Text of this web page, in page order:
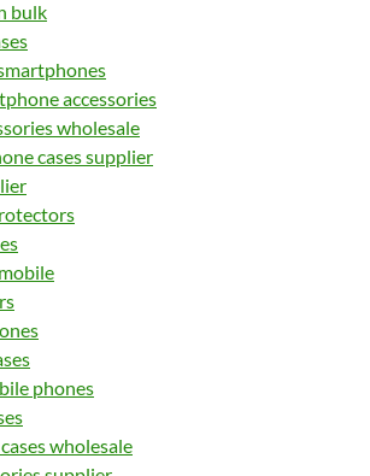
bulk
accessories
wholesale
cases supplier
phones
wholesale